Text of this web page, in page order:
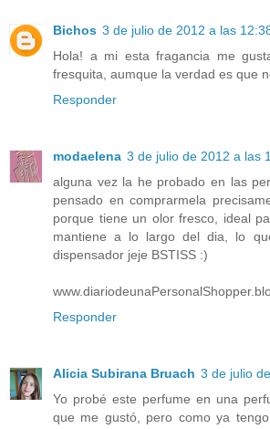
Bichos 3 de julio de 2012 a las
Hola! a mi esta fragancia me
fresquita, aumque la verdad es que
Responder
modaelena 3 de julio de 2012 a las
alguna vez la he probado en las
pensado en comprarmela
porque tiene un olor fresco, ideal
mantiene a lo largo del dia, lo
dispensador jeje BSTISS :)
Responder
Alicia Subirana Bruach 3 de julio
Yo probé este perfume en una
que me gustó, pero como ya